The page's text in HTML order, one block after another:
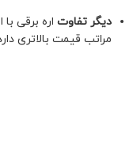
دیگر تفاوت اره برقی
مراتب قیمت بالاتری